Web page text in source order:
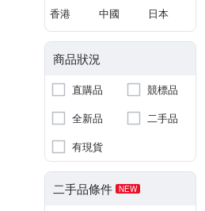
香港 中國 日本
商品狀況
直購品
競標品
全新品
二手品
有現貨
二手品條件 NEW